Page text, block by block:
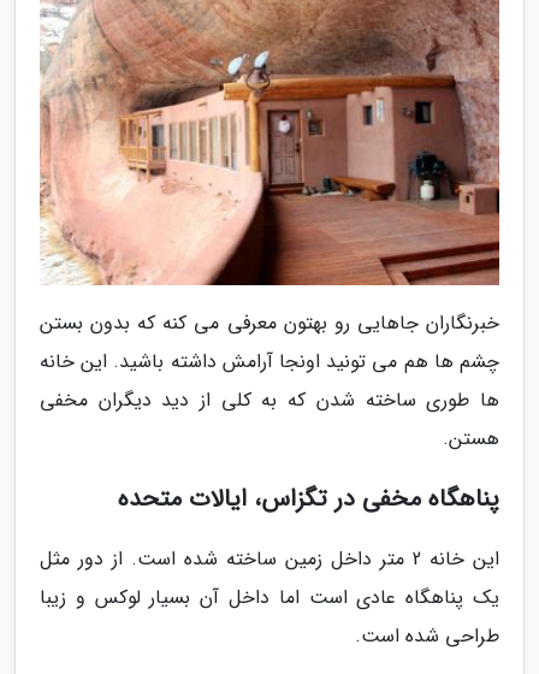
خبرنگاران جاهایی رو بهتون معرفی می کنه که بدون بستن
چشم ها هم می تونید اونجا آرامش داشته باشید. این خانه
ها طوری ساخته شدن که به کلی از دید دیگران مخفی
هستن.
پناهگاه مخفی در تگزاس، ایالات متحده
این خانه 2 متر داخل زمین ساخته شده است. از دور مثل
یک پناهگاه عادی است اما داخل آن بسیار لوکس و زیبا
طراحی شده است.